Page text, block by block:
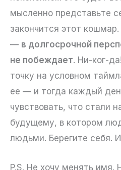
мысленно представьте
закончится этот
— в долгосрочной
не побеждает. Ни-ког-
точку на условном
ее — и тогда каждый
чувствовать, что стали
будущему, в котором
людьми. Берегите себя.
P.S. Не хочу менять имя.